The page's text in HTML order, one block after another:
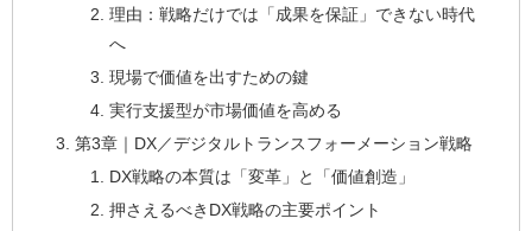
理由：戦略だけでは「成果を保証」できない時代
へ
現場で価値を出すための鍵
実行支援型が市場価値を高める
第3章｜DX／デジタルトランスフォーメーション戦略
DX戦略の本質は「変革」と「価値創造」
押さえるべきDX戦略の主要ポイント